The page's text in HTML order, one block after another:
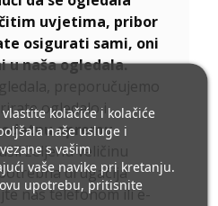
uvjetima, pribor
osigurati sami, oni
u naša ogledala.
ogledalo i
opremu.
željenu veličinu
drugačija
nas telefonom ili e-
kolačiće i kolačiće
naše usluge i
s vašim
vaše navike pri kretanju.
upotrebu, pritisnite